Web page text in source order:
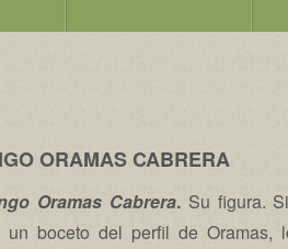
ORAMAS CABRERA
Oramas Cabrera.Su figura.
un boceto del perfil de Oramas,